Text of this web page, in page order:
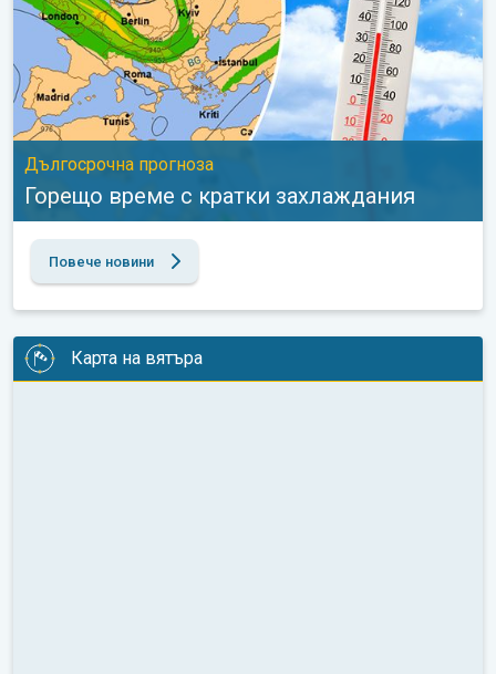
Дългосрочна прогноза
Горещо време с кратки захлаждания
Повече новини
Карта на вятъра